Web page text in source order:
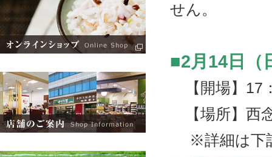
せん。
■2月14日（
【開場】17
【場所】西
※詳細は下